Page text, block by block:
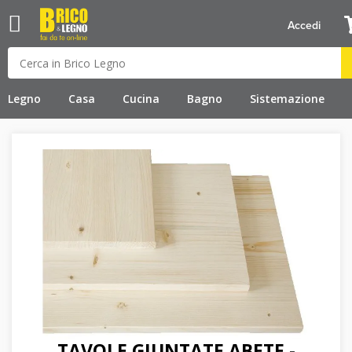
Legno Casa Cucina Bagno Sistemazione
Accedi